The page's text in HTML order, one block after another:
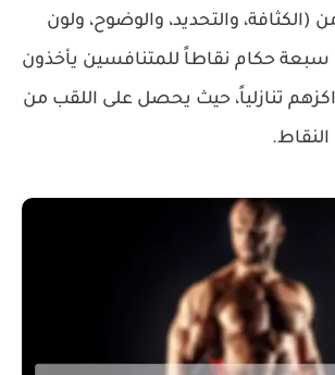
والتحديد، والوضوح، ولون
سبعة حكام نقاطاً للمتنافسين يأخذون
تنازلياً، حيث يحصل على اللقب من